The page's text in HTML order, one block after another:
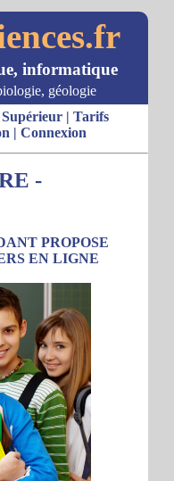
informatique
géologie
Supérieur| Tarifs
| Connexion
-
PROPOSE
EN LIGNE